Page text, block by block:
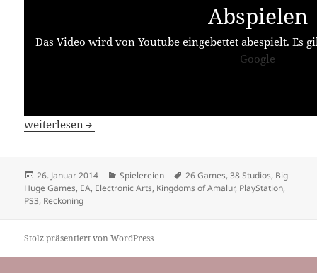
Abspielen
Das Video wird von Youtube eingebettet abespielt. Es
Google
K wie… Kingdoms of Amalur – Reckoning
weiterlesen
Veröffentlicht
am
26. Januar 2014 Kategorien
Spielereien Schlagwörter
26 Games,38 Studios, Big
Huge Games, EA, Electronic Arts, Kingdoms of Amalur, PlayStation,
PS3, Reckoning
Stolz präsentiert von WordPress